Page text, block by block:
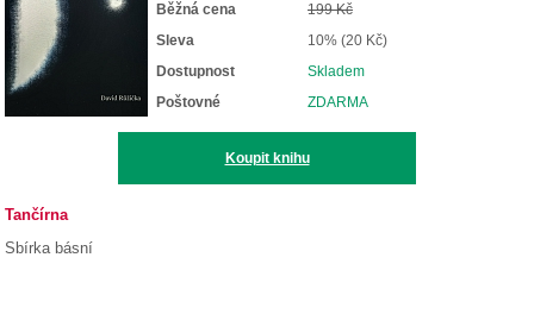
Běžná cena
199 Kč
Sleva
10% (20 Kč)
Dostupnost
Skladem
Poštovné
ZDARMA
Koupit knihu
Tančírna
Sbírka básní